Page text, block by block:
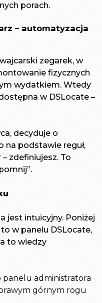
porach.
– automatyzacja
zegarek, w
fizycznych
wydatkiem. Wtedy
w DSLocate –
decyduje o
na podstawie reguł,
zdefiniujesz. To
jest intuicyjny. Poniżej
w panelu DSLocate,
to wiedzy
panelu administratora
górnym rogu